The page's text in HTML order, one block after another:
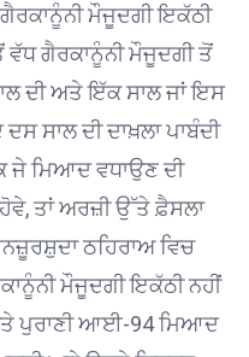
ਮੌਜੂਦਗੀ ਇਕੱਠੀ
ਵੱਧ ਗੈਰਕਾਨੂੰਨੀ ਮੌਜੂਦਗੀ ਤੋਂ
ਦੀ ਅਤੇ ਇੱਕ ਸਾਲ ਜਾਂ ਇਸ
ਸਾਲ ਦੀ ਦਾਖ਼ਲਾ ਪਾਬੰਦੀ
ਜੇ ਮਿਆਦ ਵਧਾਉਣ ਦੀ
ਤਾਂ ਅਰਜ਼ੀ ਉੱਤੇ ਫ਼ੈਸਲਾ
ਠਹਿਰਾਅ ਵਿਚ
ਮੌਜੂਦਗੀ ਇਕੱਠੀ ਨਹੀਂ
ਪੁਰਾਣੀ ਆਈ-94 ਮਿਆਦ